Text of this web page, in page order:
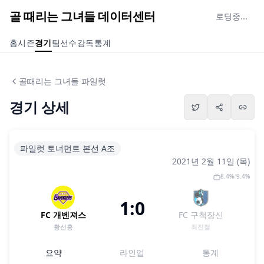
골 때리는 그녀들 데이터센터 로딩중...
홈시즌경기팀선수감독통계
골때리는 그녀들 파일럿
경기 상세
파일럿 토너먼트 본선 A조
2021년 2월 11일 (목)
8.4%/9.4%
FC 개벤져스
황선홍
1:0 FC 구척장신
최진철
요약 라인업 통계